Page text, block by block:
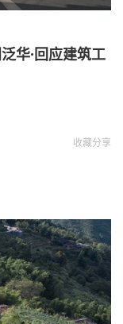
华·回应建筑工
收藏分享